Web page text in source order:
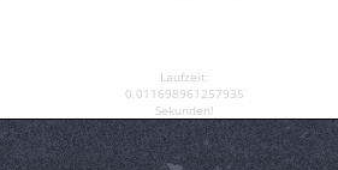
Laufzeit:
0.011698961257935
Sekunden!